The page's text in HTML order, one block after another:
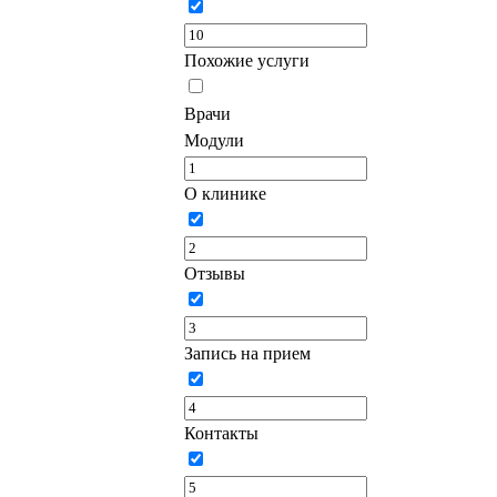
Похожие услуги
Врачи
Модули
О клинике
Отзывы
Запись на прием
Контакты